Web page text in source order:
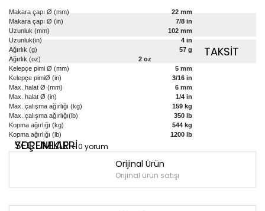
Makara çapı Ø (mm)
22 mm
Makara çapı Ø (in)
7/8 in
Uzunluk (mm)
102 mm
Uzunluk(in)
4 in
Ağırlık (g)
57 g
Ağırlık (oz) 2 oz
Kelepçe pimi Ø (mm)
5 mm
Kelepçe pimiØ (in)
3/16 in
Max. halat Ø (mm)
6 mm
Max. halat Ø (in)
1/4 in
Max. çalışma ağırlığı (kg)
159 kg
Max. çalışma ağırlığı(lb)
350 lb
Kopma ağırlığı (kg)
544 kg
Kopma ağırlığı (lb)
1200 lb
YORUMLAR- 0 yorum
TAKSİT
SEÇENEKLERİ
Orijinal Ürün
Orijinal ürün satışı